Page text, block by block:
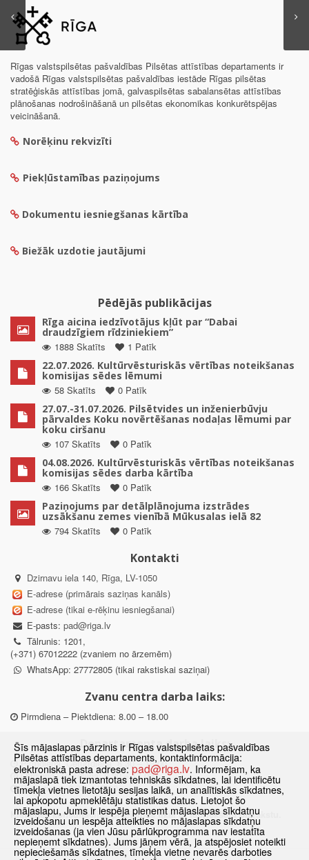
Rīgas valstspilsētas pašvaldības Pilsētas attīstības departaments ir
vadošā Rīgas valstspilsētas pašvaldības iestāde Rīgas pilsētas
stratēģiskās attīstības jomā, galvaspilsētas sabalansētas attīstības
plānošanas nodrošināšanā un pilsētas ekonomikas konkurētspējas
veicināšanā.
Norēķinu rekvizīti
Piekļūstamības paziņojums
Dokumentu iesniegšanas kārtība
Biežāk uzdotie jautājumi
Pēdējās publikācijas
Rīga aicina iedzīvotājus kļūt par “Dabai
draudzīgiem rīdziniekiem”
1888 Skatīts
1 Patīk
22.07.2026. Kultūrvēsturiskās vērtības noteikšanas
komisijas sēdes lēmumi
58 Skatīts
0 Patīk
27.07.-31.07.2026. Pilsētvides un inženierbūvju
pārvaldes Koku novērtēšanas nodaļas lēmumi par
koku ciršanu
107 Skatīts
0 Patīk
04.08.2026. Kultūrvēsturiskās vērtības noteikšanas
komisijas sēdes darba kārtība
166 Skatīts
0 Patīk
Paziņojums par detālplānojuma izstrādes
uzsākšanu zemes vienībā Mūkusalas ielā 82
794 Skatīts
0 Patīk
Kontakti
Dzirnavu iela 140, Rīga, LV-1050
E-adrese (primārais saziņas kanāls)
E-adrese (tikai e-rēķinu iesniegšanai)
E-pasts: pad@riga.lv
Tālrunis: 1201,
(+371) 67012222 (zvaniem no ārzemēm)
WhatsApp: 27772805 (tikai rakstiskai saziņai)
Zvanu centra darba laiks:
Pirmdiena – Piektdiena: 8.00 – 18.00
Departamenta darba laiks:
Pirmdiena, Ceturtdiena: 8.30 – 18.00
Otrdiena, Trešdiena: 8.30 – 17.00
Piektdiena: 8.30 – 15.00
Klātienes konsultācijas pieejamas tikai ar iepriekšēju pierakstu.
Šīs mājaslapas pārzinis ir Rīgas valstspilsētas pašvaldības
Pilsētas attīstības departaments, kontaktinformācija:
elektroniskā pasta adrese: pad@riga.lv. Informējam, ka
mājaslapā tiek izmantotas tehniskās sīkdatnes, lai identificētu
tīmekļa vietnes lietotāju sesijas laikā, un analītiskās sīkdatnes,
lai apkopotu apmeklētāju statistikas datus. Lietojot šo
mājaslapu, Jums ir iespēja pieņemt mājaslapas sīkdatņu
izveidošanu un iespēja atteikties no mājaslapas sīkdatņu
izveidošanas (ja vien Jūsu pārlūkprogramma nav iestatīta
nepieņemt sīkdatnes). Jums jāņem vērā, ja atspējosiet noteikti
nepieciešamās sīkdatnes, tīmekļa vietne nevarēs darboties